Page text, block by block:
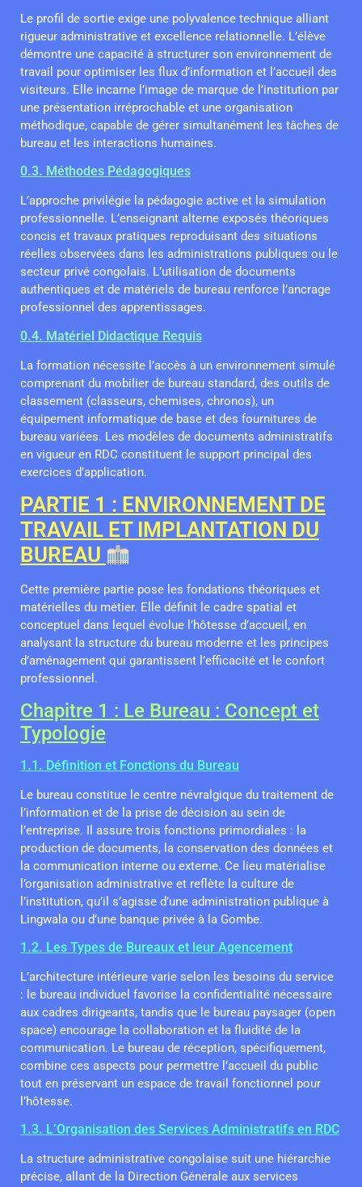
Le profil de sortie exige une polyvalence technique alliant
rigueur administrative et excellence relationnelle. L’élève
démontre une capacité à structurer son environnement de
travail pour optimiser les flux d’information et l’accueil des
visiteurs. Elle incarne l’image de marque de l’institution par
une présentation irréprochable et une organisation
méthodique, capable de gérer simultanément les tâches de
bureau et les interactions humaines.
0.3. Méthodes Pédagogiques
L’approche privilégie la pédagogie active et la simulation
professionnelle. L’enseignant alterne exposés théoriques
concis et travaux pratiques reproduisant des situations
réelles observées dans les administrations publiques ou le
secteur privé congolais. L’utilisation de documents
authentiques et de matériels de bureau renforce l’ancrage
professionnel des apprentissages.
0.4. Matériel Didactique Requis
La formation nécessite l’accès à un environnement simulé
comprenant du mobilier de bureau standard, des outils de
classement (classeurs, chemises, chronos), un
équipement informatique de base et des fournitures de
bureau variées. Les modèles de documents administratifs
en vigueur en RDC constituent le support principal des
exercices d’application.
PARTIE 1 : ENVIRONNEMENT DE
TRAVAIL ET IMPLANTATION DU
BUREAU
Cette première partie pose les fondations théoriques et
matérielles du métier. Elle définit le cadre spatial et
conceptuel dans lequel évolue l’hôtesse d’accueil, en
analysant la structure du bureau moderne et les principes
d’aménagement qui garantissent l’efficacité et le confort
professionnel.
Chapitre 1 : Le Bureau : Concept et
Typologie
1.1. Définition et Fonctions du Bureau
Le bureau constitue le centre névralgique du traitement de
l’information et de la prise de décision au sein de
l’entreprise. Il assure trois fonctions primordiales : la
production de documents, la conservation des données et
la communication interne ou externe. Ce lieu matérialise
l’organisation administrative et reflète la culture de
l’institution, qu’il s’agisse d’une administration publique à
Lingwala ou d’une banque privée à la Gombe.
1.2. Les Types de Bureaux et leur Agencement
L’architecture intérieure varie selon les besoins du service
: le bureau individuel favorise la confidentialité nécessaire
aux cadres dirigeants, tandis que le bureau paysager (open
space) encourage la collaboration et la fluidité de la
communication. Le bureau de réception, spécifiquement,
combine ces aspects pour permettre l’accueil du public
tout en préservant un espace de travail fonctionnel pour
l’hôtesse.
1.3. L’Organisation des Services Administratifs en RDC
La structure administrative congolaise suit une hiérarchie
précise, allant de la Direction Générale aux services